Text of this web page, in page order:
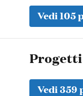
Vedi 105
Vedi 359